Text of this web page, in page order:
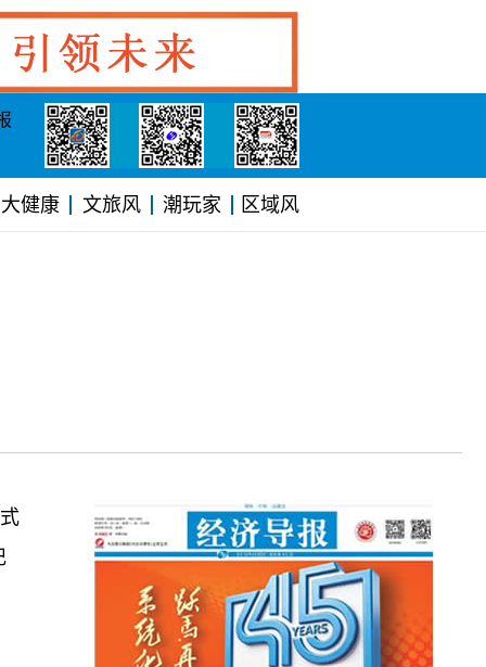
大健康 文旅风 潮玩家 区域风